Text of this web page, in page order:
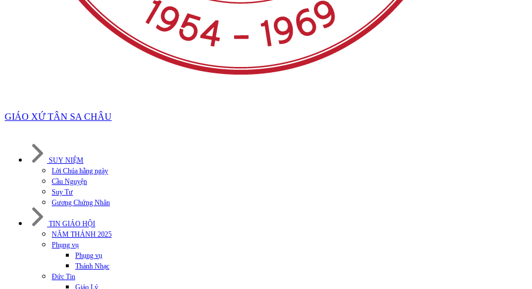
GIÁO XỨ TÂN SA CHÂU
SUY NIỆM
Lời Chúa hằng ngày
Cầu Nguyện
Suy Tư
Gương Chứng Nhân
TIN GIÁO HỘI
NĂM THÁNH 2025
Phụng vụ
Phụng vụ
Thánh Nhạc
Đức Tin
Giáo Lý